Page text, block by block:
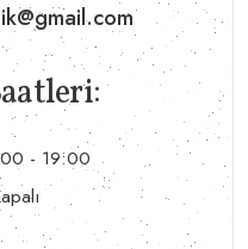
- 19:00